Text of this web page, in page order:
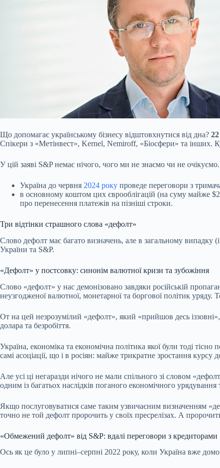
Що допомагає українському бізнесу відштовхнутися від дна?
Спікери з «Метінвест», Kernel, Nemiroff, «Біосфери» та інших.
У цій заяві S&P немає нічого, чого ми не знаємо чи не
Україна до червня 2024 року проведе переговори з
в основному коштом цих єврооблігацій (на суму майже
про перенесення платежів на пізніші строки.
Три відтінки страшного слова «дефолт»
Слово дефолт має багато визначень, але в загальному випадку
України та S&P.
«Дефолт» у постсовку: синонім валютної кризи та зубожіння
Слово «дефолт» у нас демонізовано завдяки російській
неузгодженої валютної, монетарної та боргової політик
От на цей незрозумілий «дефолт», який «прийшов десь
долара та безробіття.
Україна, економіка та економічна політика якої були тоді
самі асоціації, що і в росіян: майже трикратне зростання курсу
Але усі ці негаразди нічого не мали спільного зі словом
одним із багатьох наслідків поганого економічного
Якщо послуговуватися саме таким узвичаєним визначенням
точно не той дефолт пророчить у своїх пресрелізах. А
«Обмежений дефолт» від S&P: вдалі переговори з кредиторами
Ось як це було у липні–серпні 2022 року, коли Україна вже